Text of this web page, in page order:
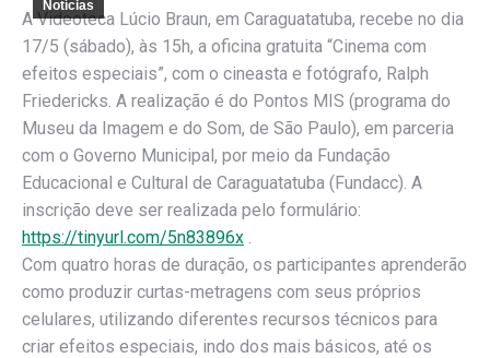
Notícias
A Videoteca Lúcio Braun, em Caraguatatuba, recebe no dia
17/5 (sábado), às 15h, a oficina gratuita “Cinema com
efeitos especiais”, com o cineasta e fotógrafo, Ralph
Friedericks. A realização é do Pontos MIS (programa do
Museu da Imagem e do Som, de São Paulo), em parceria
com o Governo Municipal, por meio da Fundação
Educacional e Cultural de Caraguatatuba (Fundacc). A
inscrição deve ser realizada pelo formulário:
https://tinyurl.com/5n83896x .
Com quatro horas de duração, os participantes aprenderão
como produzir curtas-metragens com seus próprios
celulares, utilizando diferentes recursos técnicos para
criar efeitos especiais, indo dos mais básicos, até os